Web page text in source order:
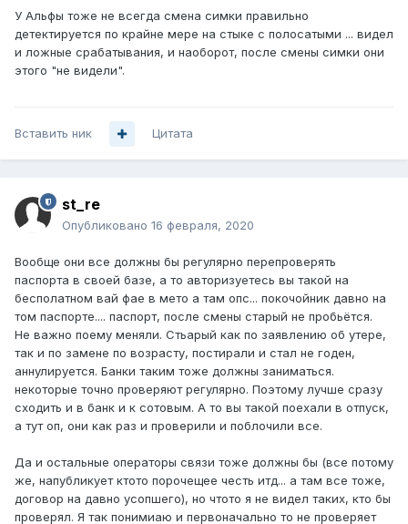
У Альфы тоже не всегда смена симки правильно
детектируется по крайне мере на стыке с полосатыми ... видел
и ложные срабатывания, и наоборот, после смены симки они
этого "не видели".
Вставить ник Цитата
st_re
Опубликовано 16 февраля, 2020
Вообще они все должны бы регулярно перепроверять
паспорта в своей базе, а то авторизуетесь вы такой на
бесполатном вай фае в мето а там опс... покочойник давно на
том паспорте.... паспорт, после смены старый не пробьётся.
Не важно поему меняли. Стьарый как по заявлению об утере,
так и по замене по возрасту, постирали и стал не годен,
аннулируется. Банки таким тоже должны заниматься.
некоторые точно проверяют регулярно. Поэтому лучше сразу
сходить и в банк и к сотовым. А то вы такой поехали в отпуск,
а тут оп, они как раз и проверили и поблочили все.
Да и остальные операторы связи тоже должны бы (все потому
же, напубликует ктото порочещее честь итд... а там все тоже,
договор на давно усопшего), но чтото я не видел таких, кто бы
проверял. Я так понимиаю и первоначально то не проверяет